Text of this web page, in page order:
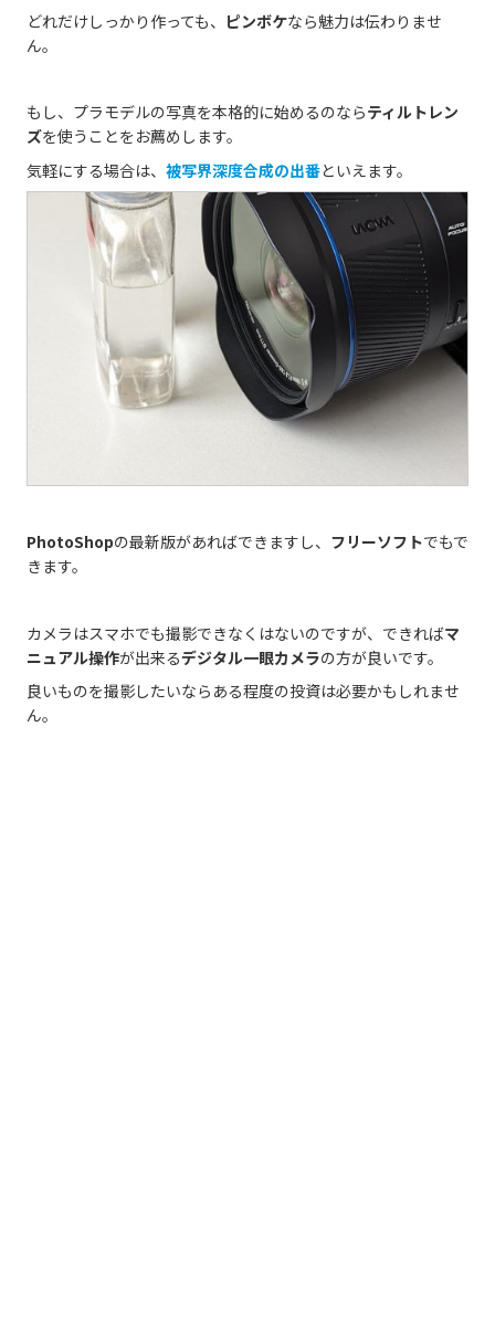
どれだけしっかり作っても、 ピンボケなら魅力は伝わりませ
ん。
もし、プラモデルの写真を本格的に始めるのならティルトレン
ズを使うことをお薦めします。
気軽にする場合は、 被写界深度合成の出番といえます。
PhotoShopの最新版があればできますし、 フリーソフトでもで
きます。
カメラはスマホでも撮影できなくはないのですが、できればマ
ニュアル操作が出来るデジタル一眼カメラの方が良いです。
良いものを撮影したいならある程度の投資は必要かもしれませ
ん。